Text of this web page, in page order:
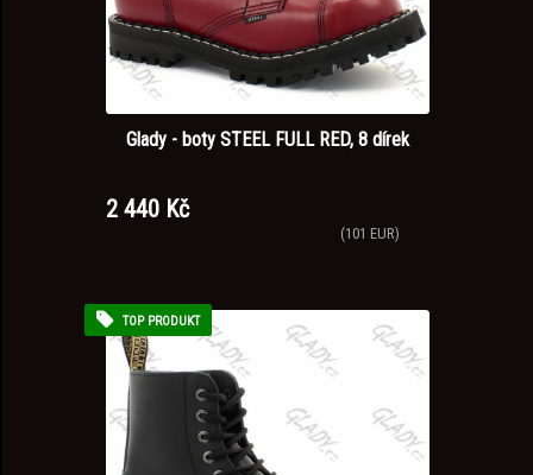
Glady - boty STEEL FULL RED, 8 dírek
2 440 Kč
(101 EUR)
TOP PRODUKT